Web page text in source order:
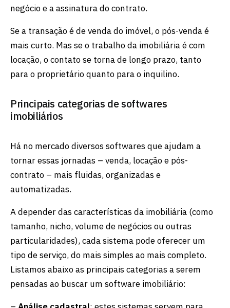
negócio e a assinatura do contrato.
Se a transação é de venda do imóvel, o pós-venda é
mais curto. Mas se o trabalho da imobiliária é com
locação, o contato se torna de longo prazo, tanto
para o proprietário quanto para o inquilino.
Principais categorias de softwares
imobiliários
Há no mercado diversos softwares que ajudam a
tornar essas jornadas – venda, locação e pós-
contrato – mais fluidas, organizadas e
automatizadas.
A depender das características da imobiliária (como
tamanho, nicho, volume de negócios ou outras
particularidades), cada sistema pode oferecer um
tipo de serviço, do mais simples ao mais completo.
Listamos abaixo as principais categorias a serem
pensadas ao buscar um software imobiliário: